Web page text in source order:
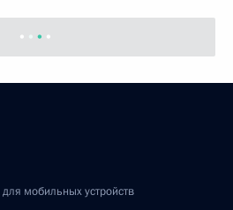
мобильных устройств